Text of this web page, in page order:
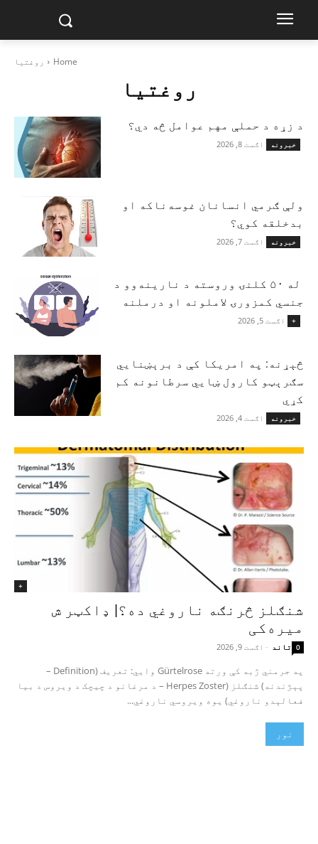
Home روغتیا
روغتیا
د زړه د حملې مهم عوامل څه دي؟
خبرونه اګست 8, 2026
ولې ګرمي انسانان غوسه‌ناکه او
بدخلقه کوي؟
خبرونه اګست 7, 2026
له ۵۰ کلنۍ وروسته د نارینه‌وو د
جنسي کمزورۍ لاملونه او درملنه
+ اګست 5, 2026
څېړنه: په امریکا کې د برېښنايي
سګرېټو کارول ښايي سرطانونه کم
کړي
خبرونه اګست 4, 2026
+
شنګلز څرنګه ناروغي ده؟| ډاکټر ش
میره‌کی
تاند - اګست 9, 2026 0
په جرمني ژبه کې ورته Gürtelrose وایي: تعریف (Definition –
پېژندنه) شنګلز (Herpes Zoster – د مرغانو د چیچک د ویروس د بیا
فعالېدو ناروغي) یوه ویروسي ناروغي...
نور